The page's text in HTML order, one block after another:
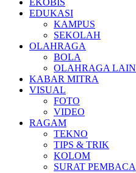
EKOBIS
EDUKASI
KAMPUS
SEKOLAH
OLAHRAGA
BOLA
OLAHRAGA LAIN
KABAR MITRA
VISUAL
FOTO
VIDEO
RAGAM
TEKNO
TIPS & TRIK
KOLOM
SURAT PEMBACA